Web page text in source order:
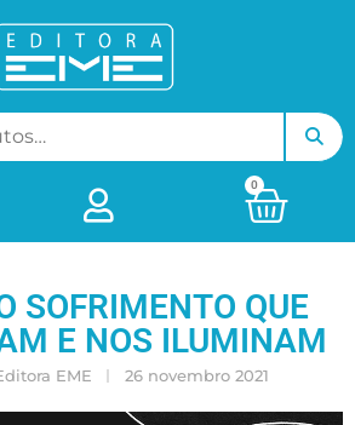
0
SOFRIMENTO QUE
E NOS ILUMINAM
EME 26 novembro 2021